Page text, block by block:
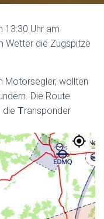
13:30 Uhr am
Wetter die Zugspitze
Motorsegler, wollten
Die Route
die Transponder